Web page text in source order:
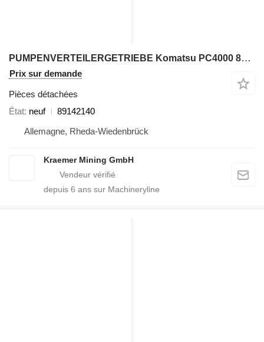
PUMPENVERTEILERGETRIEBE Komatsu PC4000 89142140 pour excavateur
Prix sur demande
Pièces détachées
État neuf
89142140
Allemagne, Rheda-Wiedenbrück
Kraemer Mining GmbH
depuis 6 ans sur Machineryline